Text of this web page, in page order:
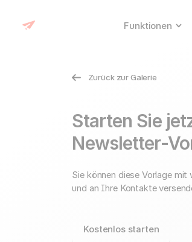
Funktionen
Zurück zur Galerie
Starten Sie
Newsletter-
Sie können diese Vorlage mit
und an Ihre Kontakte
Kostenlos starten